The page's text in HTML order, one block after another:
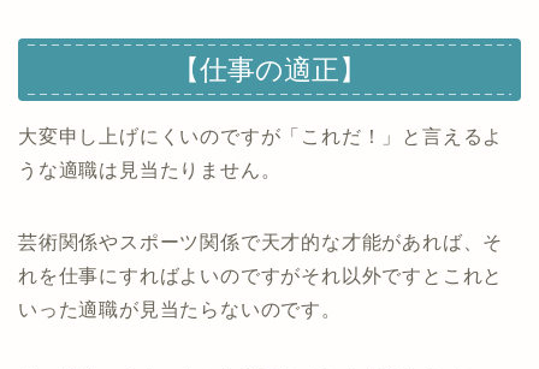
【仕事の適正】
大変申し上げにくいのですが「これだ！」と言えるよ
うな適職は見当たりません。
芸術関係やスポーツ関係で天才的な才能があれば、そ
れを仕事にすればよいのですがそれ以外ですとこれと
いった適職が見当たらないのです。